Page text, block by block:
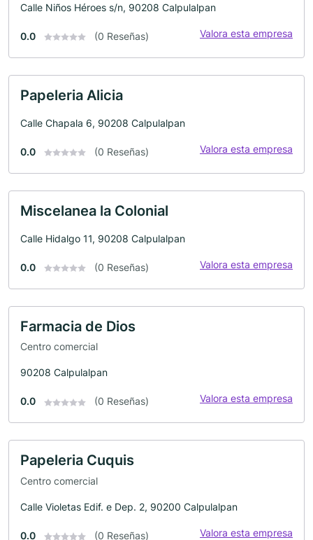
Calle Niños Héroes s/n, 90208 Calpulalpan
0.0 (0 Reseñas) Valora esta empresa
Papeleria Alicia
Calle Chapala 6, 90208 Calpulalpan
0.0 (0 Reseñas) Valora esta empresa
Miscelanea la Colonial
Calle Hidalgo 11, 90208 Calpulalpan
0.0 (0 Reseñas) Valora esta empresa
Farmacia de Dios
Centro comercial
90208 Calpulalpan
0.0 (0 Reseñas) Valora esta empresa
Papeleria Cuquis
Centro comercial
Calle Violetas Edif. e Dep. 2, 90200 Calpulalpan
0.0 (0 Reseñas) Valora esta empresa